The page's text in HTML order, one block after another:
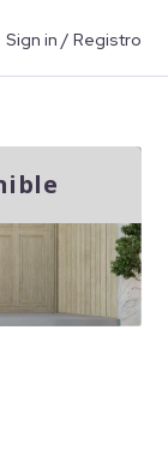
Sign in / Registro